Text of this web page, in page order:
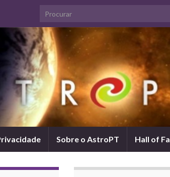
Search for:
Sobre o AstroPT Hall of